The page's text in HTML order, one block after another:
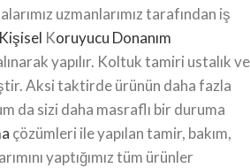
uzmanlarımız tarafından iş
Kişisel Koruyucu Donanım
yapılır. Koltuk tamiri ustalık ve
Aksi taktirde ürünün daha fazla
da sizi daha masraflı bir duruma
çözümleri ile yapılan tamir, bakım,
yaptığımız tüm ürünler